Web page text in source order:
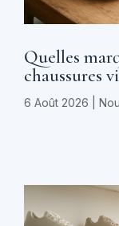
Quelles
chaussures
6 Août 2026